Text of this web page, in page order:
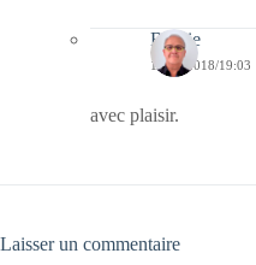
Bernie
13/11/2018/19:03
avec plaisir.
Laisser un commentaire